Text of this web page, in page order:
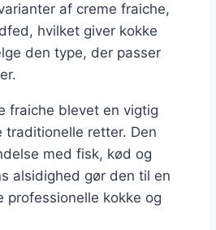
af creme fraiche,
hvilket giver kokke
den type, der passer
fraiche blevet en vigtig
traditionelle retter. Den
med fisk, kød og
alsidighed gør den til en
kokke og